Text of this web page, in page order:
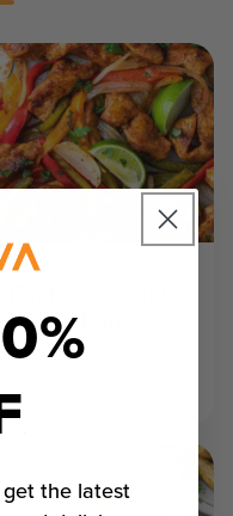
aburi
the latest